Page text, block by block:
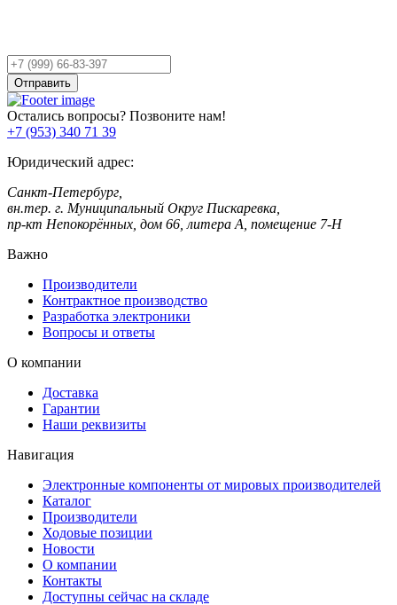
Ваш
телефон
Отправить
Остались вопросы? Позвоните нам!
+7 (953) 340 71 39
Юридический адрес:
Санкт-Петербург,
вн.тер. г. Муниципальный Округ Пискаревка,
пр-кт Непокорённых, дом 66, литера А, помещение 7-Н
Важно
Производители
Контрактное производство
Разработка электроники
Вопросы и ответы
О компании
Доставка
Гарантии
Наши реквизиты
Навигация
Электронные компоненты от мировых производителей
Каталог
Производители
Ходовые позиции
Новости
О компании
Контакты
Доступны сейчас на складе